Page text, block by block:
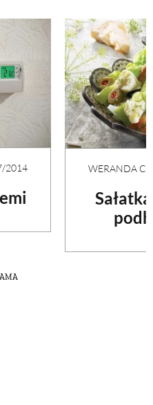
2014 WERANDA